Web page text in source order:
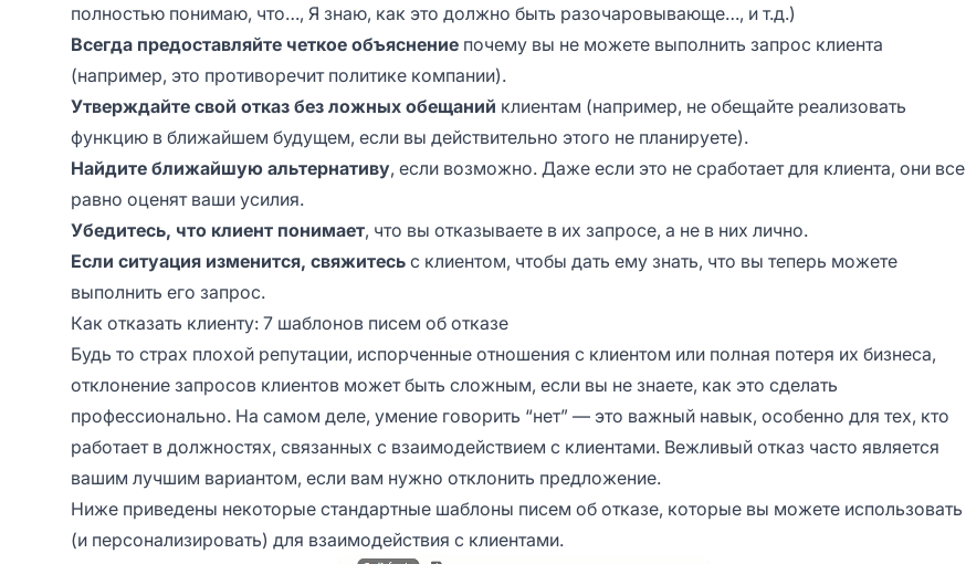
полностью понимаю, что…, Я знаю, как это должно быть разочаровывающе…, и т.д.)
Всегда предоставляйте четкое объяснение почему вы не можете выполнить запрос клиента
(например, это противоречит политике компании).
Утверждайте свой отказ без ложных обещаний клиентам (например, не обещайте реализовать
функцию в ближайшем будущем, если вы действительно этого не планируете).
Найдите ближайшую альтернативу, если возможно. Даже если это не сработает для клиента, они все
равно оценят ваши усилия.
Убедитесь, что клиент понимает, что вы отказываете в их запросе, а не в них лично.
Если ситуация изменится, свяжитесь с клиентом, чтобы дать ему знать, что вы теперь можете
выполнить его запрос.
Как отказать клиенту: 7 шаблонов писем об отказе
Будь то страх плохой репутации, испорченные отношения с клиентом или полная потеря их бизнеса,
отклонение запросов клиентов может быть сложным, если вы не знаете, как это сделать
профессионально. На самом деле, умение говорить “нет” — это важный навык, особенно для тех, кто
работает в должностях, связанных с взаимодействием с клиентами. Вежливый отказ часто является
вашим лучшим вариантом, если вам нужно отклонить предложение.
Ниже приведены некоторые стандартные шаблоны писем об отказе, которые вы можете использовать
(и персонализировать) для взаимодействия с клиентами.